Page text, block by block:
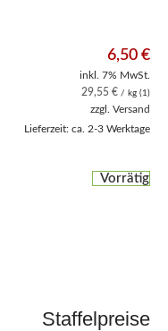
6,50 €
inkl. 7% MwSt.
29,55 € / kg (1)
zzgl. Versand
Lieferzeit: ca. 2-3 Werktage
Vorrätig
Staffelpreise